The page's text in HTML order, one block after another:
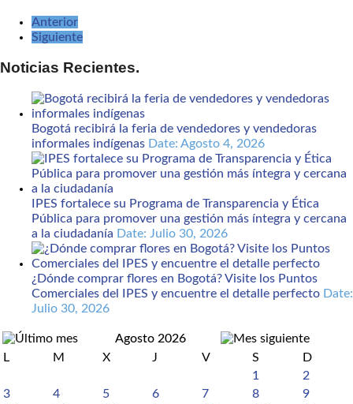
Anterior
Siguiente
Noticias Recientes.
Bogotá recibirá la feria de vendedores y vendedoras
informales indígenas Date: Agosto 4, 2026
IPES fortalece su Programa de Transparencia y Ética
Pública para promover una gestión más íntegra y cercana
a la ciudadanía Date: Julio 30, 2026
¿Dónde comprar flores en Bogotá? Visite los Puntos
Comerciales del IPES y encuentre el detalle perfecto Date:
Julio 30, 2026
Agosto 2026
L
M X J V S
D
1
2
3
4 5 6 7 8
9